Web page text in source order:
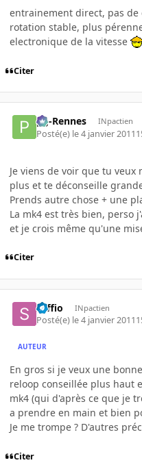
entrainement direct, pas
rotation stable, plus
electronique de la vitesse
Citer
pg-Rennes INpactien
Posté(e) le 4 janvier 2011
Je viens de voir que tu
plus et te déconseille
Prends autre chose + une
La mk4 est très bien, perso
et je crois même qu'une
Citer
saffio INpactien
Posté(e) le 4 janvier 2011
AUTEUR
En gros si je veux une
reloop conseillée plus haut
mk4 (qui d'après ce que je
a prendre en main et bien
Je me trompe ? D'autres
Citer